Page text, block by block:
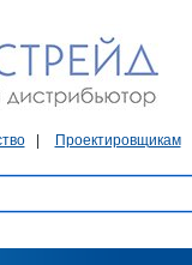
Проектировщикам